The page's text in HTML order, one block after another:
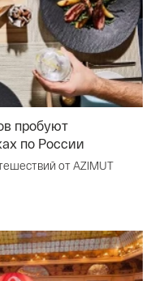
пробуют
по России
от AZIMUT